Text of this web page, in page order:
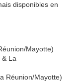
disponibles en
Mayotte)
& La
Réunion/Mayotte)